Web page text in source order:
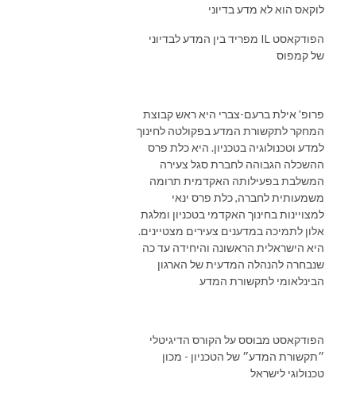
לוקאס הוא לא מדע בדיוני
של קמפוס
פרופ' אילת ברעם-צברי היא ראש קבוצת
המחקר לתקשורת המדע בפקולטה לחינוך
למדע וטכנולוגיה בטכניון. היא כלת פרס
ההשכלה הגבוהה לחברת סגל צעירה
המשלבת בפעילותה האקדמית תרומה
משמעותית לחברה, כלת פרס ינאי
למצויינות בחינוך האקדמי בטכניון ומלגת
אלון לתמיכה במדענים צעירים מצטיינים.
היא הישראלית הראשונה והיחידה עד כה
שנבחרה להנהלה המדעית של הארגון
הבינלאומי לתקשורת המדע
הפודקאסט מבוסס על הקורס הדיגיטלי
״תקשורת המדע״ של הטכניון - מכון
טכנולוגי לישראל